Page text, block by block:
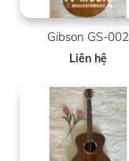
Gibson GS-002
Liên hệ